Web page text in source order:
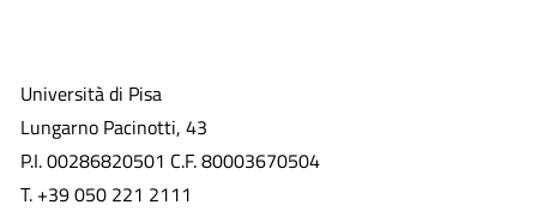
Università di Pisa
Lungarno Pacinotti, 43
P.I. 00286820501 C.F. 80003670504
T. +39 050 221 2111